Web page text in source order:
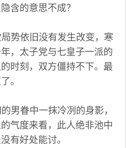
含的意思不成？
势依旧没有发生改变，寒
，太子党与七皇子一派的
时刻，双方僵持不下。最
。
男眷中一抹冷冽的身影，
气度来看，此人绝非池中
有好处能讨。